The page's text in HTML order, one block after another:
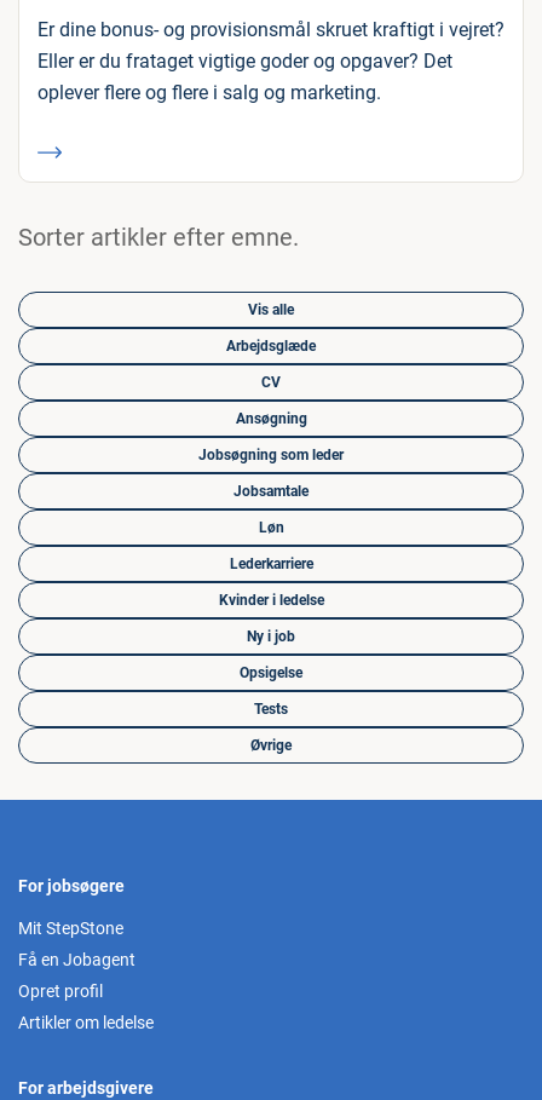
Er dine bonus- og provisionsmål skruet kraftigt i vejret?
Eller er du frataget vigtige goder og opgaver? Det
oplever flere og flere i salg og marketing.
Sorter artikler efter emne.
Vis alle
Arbejdsglæde
CV
Ansøgning
Jobsøgning som leder
Jobsamtale
Løn
Lederkarriere
Kvinder i ledelse
Ny i job
Opsigelse
Tests
Øvrige
For jobsøgere
Mit StepStone
Få en Jobagent
Opret profil
Artikler om ledelse
For arbejdsgivere